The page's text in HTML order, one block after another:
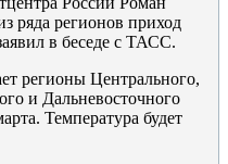
ряда регионов приход
в беседе с ТАСС.
регионы Центрального,
и Дальневосточного
Температура будет